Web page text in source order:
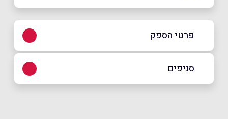
פרטי הספק
בפייסבוק באינסטגרם
סניפים